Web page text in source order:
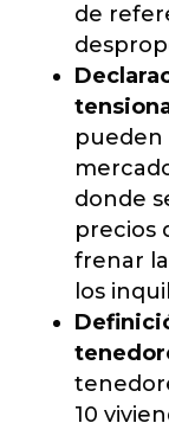
de
pueden
donde
precios
frenar
los
10